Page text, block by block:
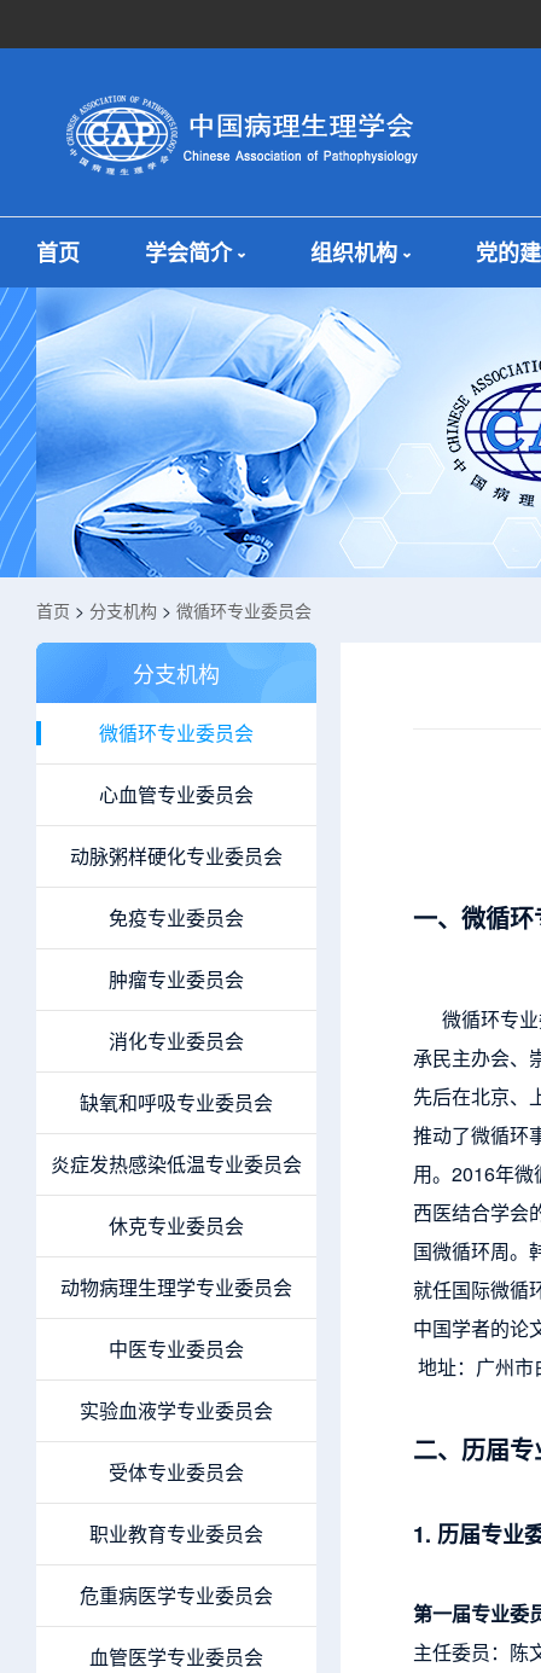
首页 学会简介 组织机构 党的
首页 > 分支机构 > 微循环专业委员会
分支机构
微循环专业委员会
心血管专业委员会
动脉粥样硬化专业委员会
免疫专业委员会
肿瘤专业委员会
消化专业委员会
缺氧和呼吸专业委员会
炎症发热感染低温专业委员会
休克专业委员会
动物病理生理学专业委员会
中医专业委员会
实验血液学专业委员会
受体专业委员会
职业教育专业委员会
危重病医学专业委员会
血管医学专业委员会
一、微循
微循环专业
承民主办会、
先后在北京、
推动了微循环
用。2016年
西医结合学会
国微循环周。
就任国际微循
中国学者的论
地址：广州
二、历届
1. 历届专业
第一届专业委
主任委员：陈